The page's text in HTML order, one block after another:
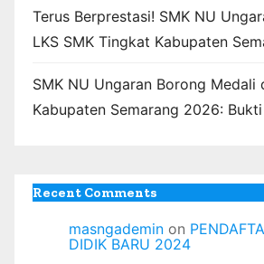
Terus Berprestasi! SMK NU
LKS SMK Tingkat Kabupaten
SMK NU Ungaran Borong Medali
Kabupaten Semarang 2026:
Recent Comments
masngademin on
DIDIK BARU 2024